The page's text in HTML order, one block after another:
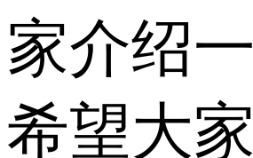
家介绍
希望大